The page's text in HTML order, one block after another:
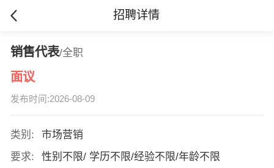
招聘详情
销售代表/全职
面议
发布时间:2026-08-09
类别:
市场营销
要求:
性别不限/ 学历不限/经验不限/年龄不限